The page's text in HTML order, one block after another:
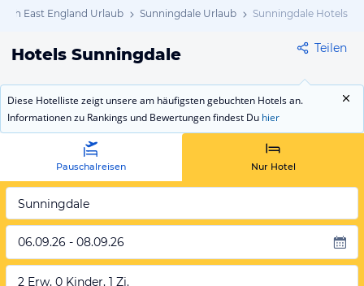
East England Urlaub Sunningdale Urlaub Sunningdale Hotels
Hotels Sunningdale Teilen
Diese Hotelliste zeigt unsere am häufigsten gebuchten Hotels an.
Informationen zu Rankings und Bewertungen findest Du hier
Pauschalreisen Nur Hotel
Sunningdale
06.09.26 - 08.09.26
2 Erw, 0 Kinder, 1 Zi.